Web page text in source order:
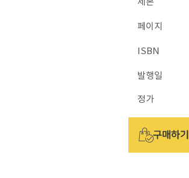
페이지
ISBN
발행일
정가